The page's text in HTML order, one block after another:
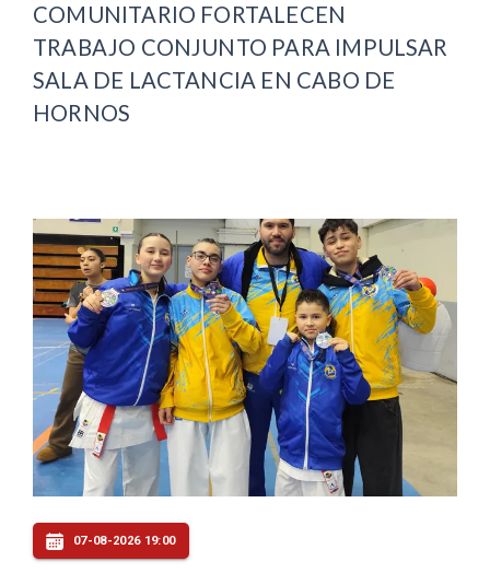
COMUNITARIO FORTALECEN
TRABAJO CONJUNTO PARA IMPULSAR
SALA DE LACTANCIA EN CABO DE
HORNOS
07-08-2026 19:00